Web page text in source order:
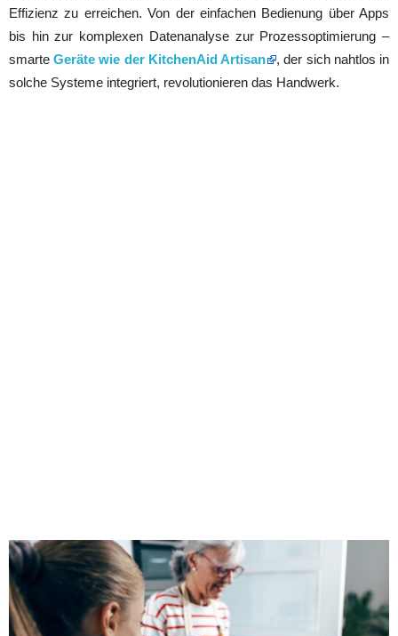
Effizienz zu erreichen. Von der einfachen Bedienung über Apps
bis hin zur komplexen Datenanalyse zur Prozessoptimierung –
smarteGeräte wie der KitchenAid Artisan
, der sich nahtlos in
solche Systeme integriert, revolutionieren das Handwerk.